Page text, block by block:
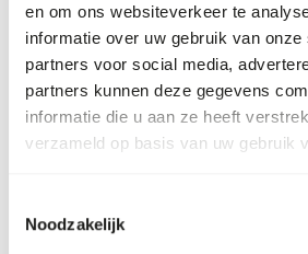
en om ons websiteverkeer te
informatie over uw gebruik van onze
partners voor social media,
partners kunnen deze gegevens
informatie die u aan ze heeft
verzameld op basis van uw gebruik
Noodzakelijk